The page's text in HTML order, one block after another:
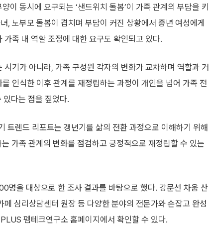
이 동시에 요구되는 ‘샌드위치 돌봄’이 가족 관계의 부담을 키
, 노부모 돌봄이 겹치며 부담이 커진 상황에서 중년 여성에게
족 내 역할 조정에 대한 요구도 확인되고 있다.
기가 아니라, 가족 구성원 각자의 변화가 교차하며 역할과 거
인식한 이후 관계를 재정립하는 과정이 개인을 넘어 가족 전
다는 점을 짚었다.
렌드 리포트는 갱년기를 삶의 전환 과정으로 이해하기 위해
가족 관계의 변화를 점검하고 긍정적으로 재정립할 수 있는
을 대상으로 한 조사 결과를 바탕으로 했다. 강문선 차움 산
심리상담센터 원장 등 다양한 분야의 전문가와 손잡고 완성
펨테크연구소 홈페이지에서 확인할 수 있다.